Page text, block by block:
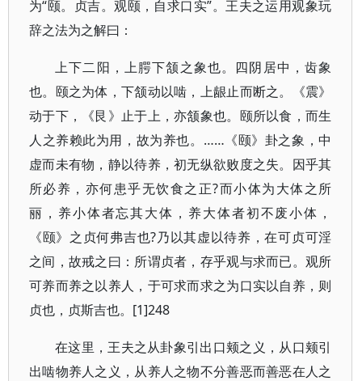
为“颐。贞吉。观颐，自求口实”。王夫之运用观象玩
辞之法为之解曰：
上下二阳，上腭下颔之象也。四阴居中，齿象
也。颐之为体，下颔动以啮，上龈止而断之。《震》
动于下，《艮》止于上，亦颔象也。颐所以食，而生
人之养赖此为用，故为养也。……《颐》卦之象，中
虚而未有物，静以待养，初无纵欲败度之失。因乎其
所必养，亦何患乎无饮食之正?而小体为大体之所
丽，养小体者忘其大体，养大体者初不废小体，
《颐》之贞何弗吉也?乃以其虚以待养，在可贞可淫
之间，故戒之曰：所谓贞者，存乎观与求而已。观所
可养而养之以养人，于可求而求之为口实以自养，则
贞也，贞斯吉也。[1]248
在这里，王夫之从卦象引出口颊之义，从口颊引
出啮物养人之义，从养人之物不分善恶而善恶在人之